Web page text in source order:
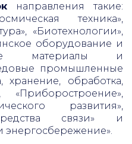
направления такие:
техника»,
«Биотехнологии»,
оборудование и
материалы и
промышленные
хранение, обработка,
развития»,
связи» и
энергосбережение».